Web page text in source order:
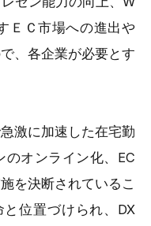
ＥＣ市場への進出や
、各企業が必要とす
激に加速した在宅勤
オンライン化、EC
を決断されているこ
位置づけられ、DX